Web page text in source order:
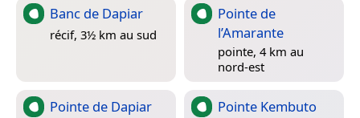
Banc de Dapiar
récif, 3½ km au sud
Pointe de
l’Amarante
pointe, 4 km au
nord-est
Pointe de Dapiar Pointe Kembuto